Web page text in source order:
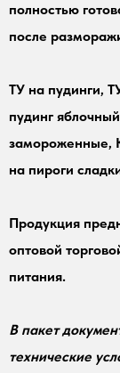
полностью
после
ТУ на пудинги,
пудинг
замороженные,
на пироги
Продукция
оптовой
питания.
В пакет
технические